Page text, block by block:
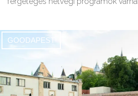
GOODAPEST